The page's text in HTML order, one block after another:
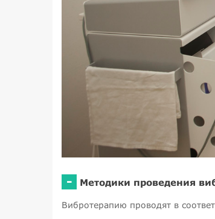
- Методики проведения
Вибротерапию проводят в